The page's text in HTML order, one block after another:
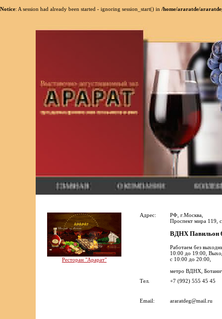
Notice: A session had already been started - ignoring session_start() in /home/araratde/
Ресторан "Арарат"
Адрес:
РФ, г.Москва,
Проспект мира 119,
ВДНХ
Работаем без
10:00 до 19:00,
с 10:00 до 20:00,
метро ВДНХ,
Тел.
+7 (992) 555 45 45
Email: araratdeg@mail.ru